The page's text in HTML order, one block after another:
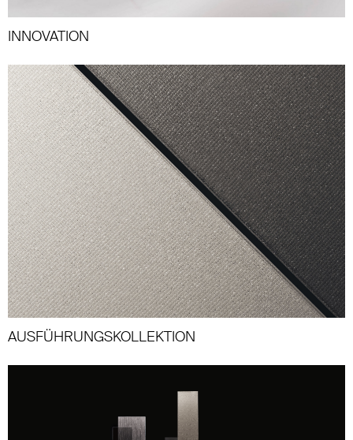
INNOVATION
AUSFÜHRUNGSKOLLEKTION